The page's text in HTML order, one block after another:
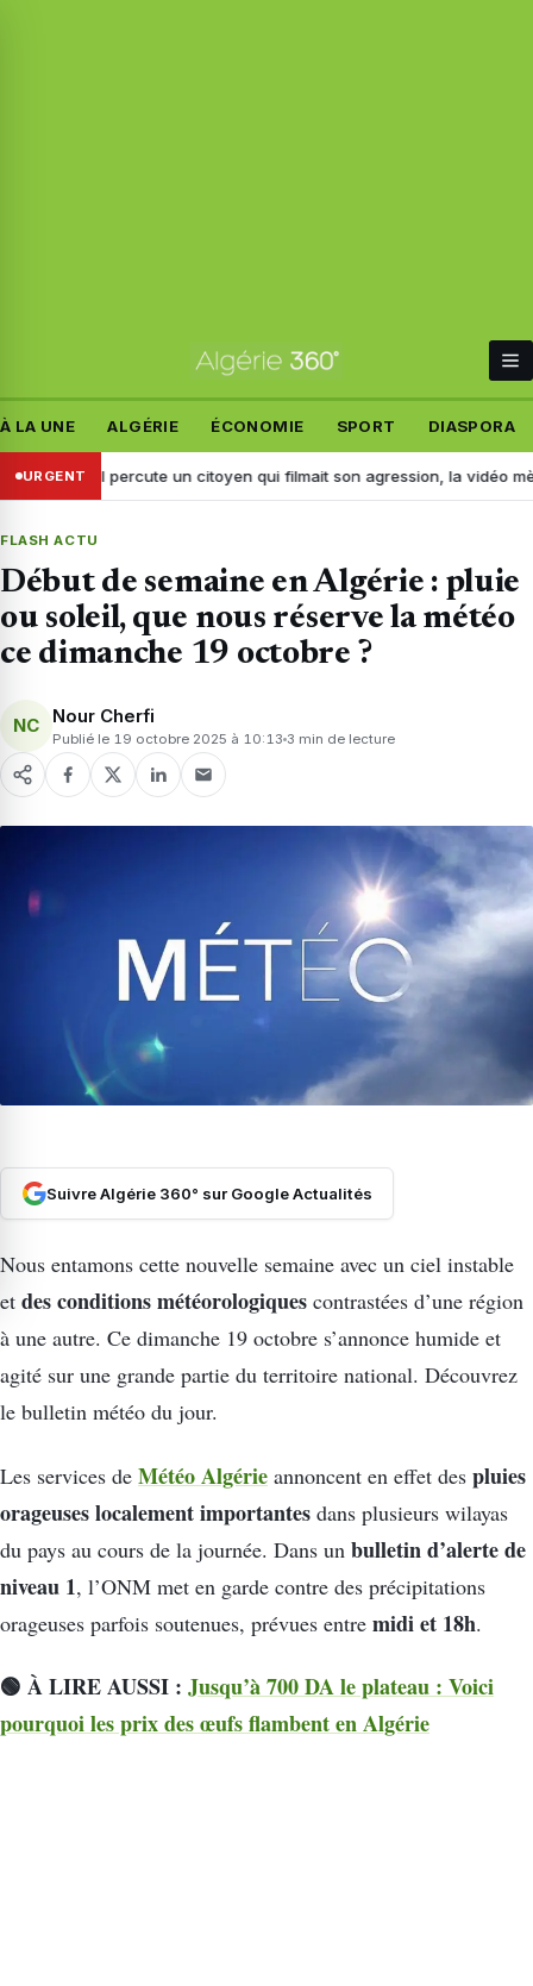
À LA UNE ALGÉRIE ÉCONOMIE SPORT DIASPORA
URGENT
: il percute un citoyen qui filmait son agression, la vidéo mène à
FLASH ACTU
Début de semaine en Algérie : pluie
ou soleil, que nous réserve la météo
ce dimanche 19 octobre ?
NC Nour Cherfi
Publié le 19 octobre 2025 à 10:13 3 min de lecture
Suivre Algérie 360° sur Google Actualités
Nous entamons cette nouvelle semaine avec un ciel instable
et des conditions météorologiques contrastées d’une région
à une autre. Ce dimanche 19 octobre s’annonce humide et
agité sur une grande partie du territoire national. Découvrez
le bulletin météo du jour.
Les services de Météo Algérie annoncent en effet des pluies
orageuses localement importantes dans plusieurs wilayas
du pays au cours de la journée. Dans un bulletin d’alerte de
niveau 1, l’ONM met en garde contre des précipitations
orageuses parfois soutenues, prévues entre midi et 18h.
🟢 À LIRE AUSSI : Jusqu’à 700 DA le plateau : Voici
pourquoi les prix des œufs flambent en Algérie